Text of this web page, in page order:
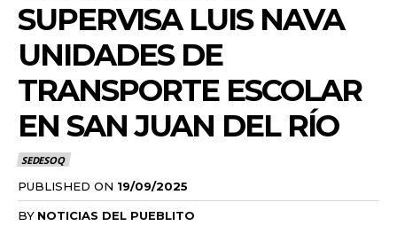
SUPERVISA LUIS NAVA
UNIDADES DE
TRANSPORTE ESCOLAR
EN SAN JUAN DEL RÍO
SEDESOQ
PUBLISHED ON 19/09/2025
BY NOTICIAS DEL PUEBLITO